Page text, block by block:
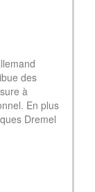
des
à
En plus
Dremel